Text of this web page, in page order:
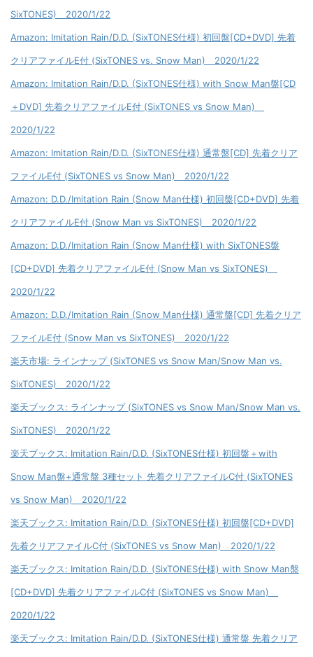
SixTONES) 2020/1/22
Amazon: Imitation Rain/D.D. (SixTONES仕様) 初回盤[CD+DVD] 先着
クリアファイルE付 (SixTONES vs. Snow Man) 2020/1/22
Amazon: Imitation Rain/D.D. (SixTONES仕様) with Snow Man盤[CD
＋DVD] 先着クリアファイルE付 (SixTONES vs Snow Man)
2020/1/22
Amazon: Imitation Rain/D.D. (SixTONES仕様) 通常盤[CD] 先着クリア
ファイルE付 (SixTONES vs Snow Man) 2020/1/22
Amazon: D.D./Imitation Rain (Snow Man仕様) 初回盤[CD+DVD] 先着
クリアファイルE付 (Snow Man vs SixTONES) 2020/1/22
Amazon: D.D./Imitation Rain (Snow Man仕様) with SixTONES盤
[CD+DVD] 先着クリアファイルE付 (Snow Man vs SixTONES)
2020/1/22
Amazon: D.D./Imitation Rain (Snow Man仕様) 通常盤[CD] 先着クリア
ファイルE付 (Snow Man vs SixTONES) 2020/1/22
楽天市場: ラインナップ (SixTONES vs Snow Man/Snow Man vs.
SixTONES) 2020/1/22
楽天ブックス: ラインナップ (SixTONES vs Snow Man/Snow Man vs.
SixTONES) 2020/1/22
楽天ブックス: Imitation Rain/D.D. (SixTONES仕様) 初回盤＋with
Snow Man盤+通常盤 3種セット 先着クリアファイルC付 (SixTONES
vs Snow Man) 2020/1/22
楽天ブックス: Imitation Rain/D.D. (SixTONES仕様) 初回盤[CD+DVD]
先着クリアファイルC付 (SixTONES vs Snow Man) 2020/1/22
楽天ブックス: Imitation Rain/D.D. (SixTONES仕様) with Snow Man盤
[CD+DVD] 先着クリアファイルC付 (SixTONES vs Snow Man)
2020/1/22
楽天ブックス: Imitation Rain/D.D. (SixTONES仕様) 通常盤 先着クリア